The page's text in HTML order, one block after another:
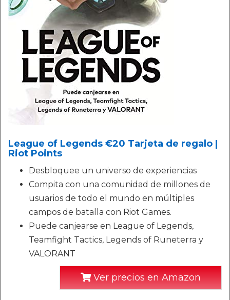
League of Legends €20 Tarjeta de regalo |
Riot Points
Desbloquee un universo de experiencias
Compita con una comunidad de millones de
usuarios de todo el mundo en múltiples
campos de batalla con Riot Games.
Puede canjearse en League of Legends,
Teamfight Tactics, Legends of Runeterra y
VALORANT
Ver precios en Amazon